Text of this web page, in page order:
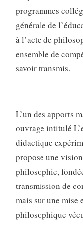
programmes
générale de
à l’acte de
ensemble de
savoir transmis.
L’un des apports
ouvrage intitulé
didactique
propose une
philosophie,
transmission de
mais sur une mise
philosophique